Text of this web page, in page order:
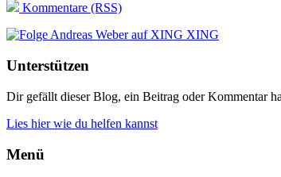
Kommentare (RSS)
XING
Unterstützen
Dir gefällt dieser Blog, ein Beitrag oder Kommentar
Lies hier wie du helfen kannst
Menü